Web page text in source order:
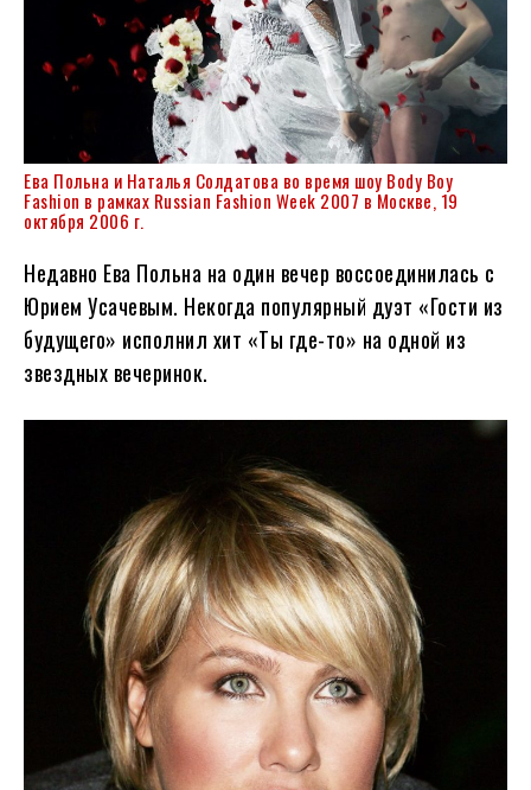
Ева Польна и Наталья Солдатова во время шоу Body Boy
Fashion в рамках Russian Fashion Week 2007 в Москве, 19
октября 2006 г.
Недавно Ева Польна на один вечер воссоединилась с
Юрием Усачевым. Некогда популярный дуэт «Гости из
будущего» исполнил хит «Ты где-то» на одной из
звездных вечеринок.